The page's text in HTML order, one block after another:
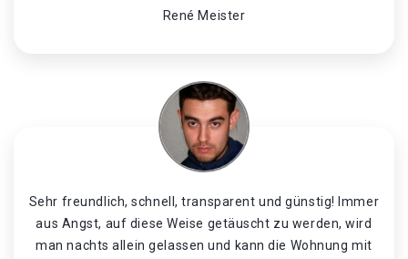
René Meister
Sehr freundlich, schnell, transparent und günstig! Immer
aus Angst, auf diese Weise getäuscht zu werden, wird
man nachts allein gelassen und kann die Wohnung mit